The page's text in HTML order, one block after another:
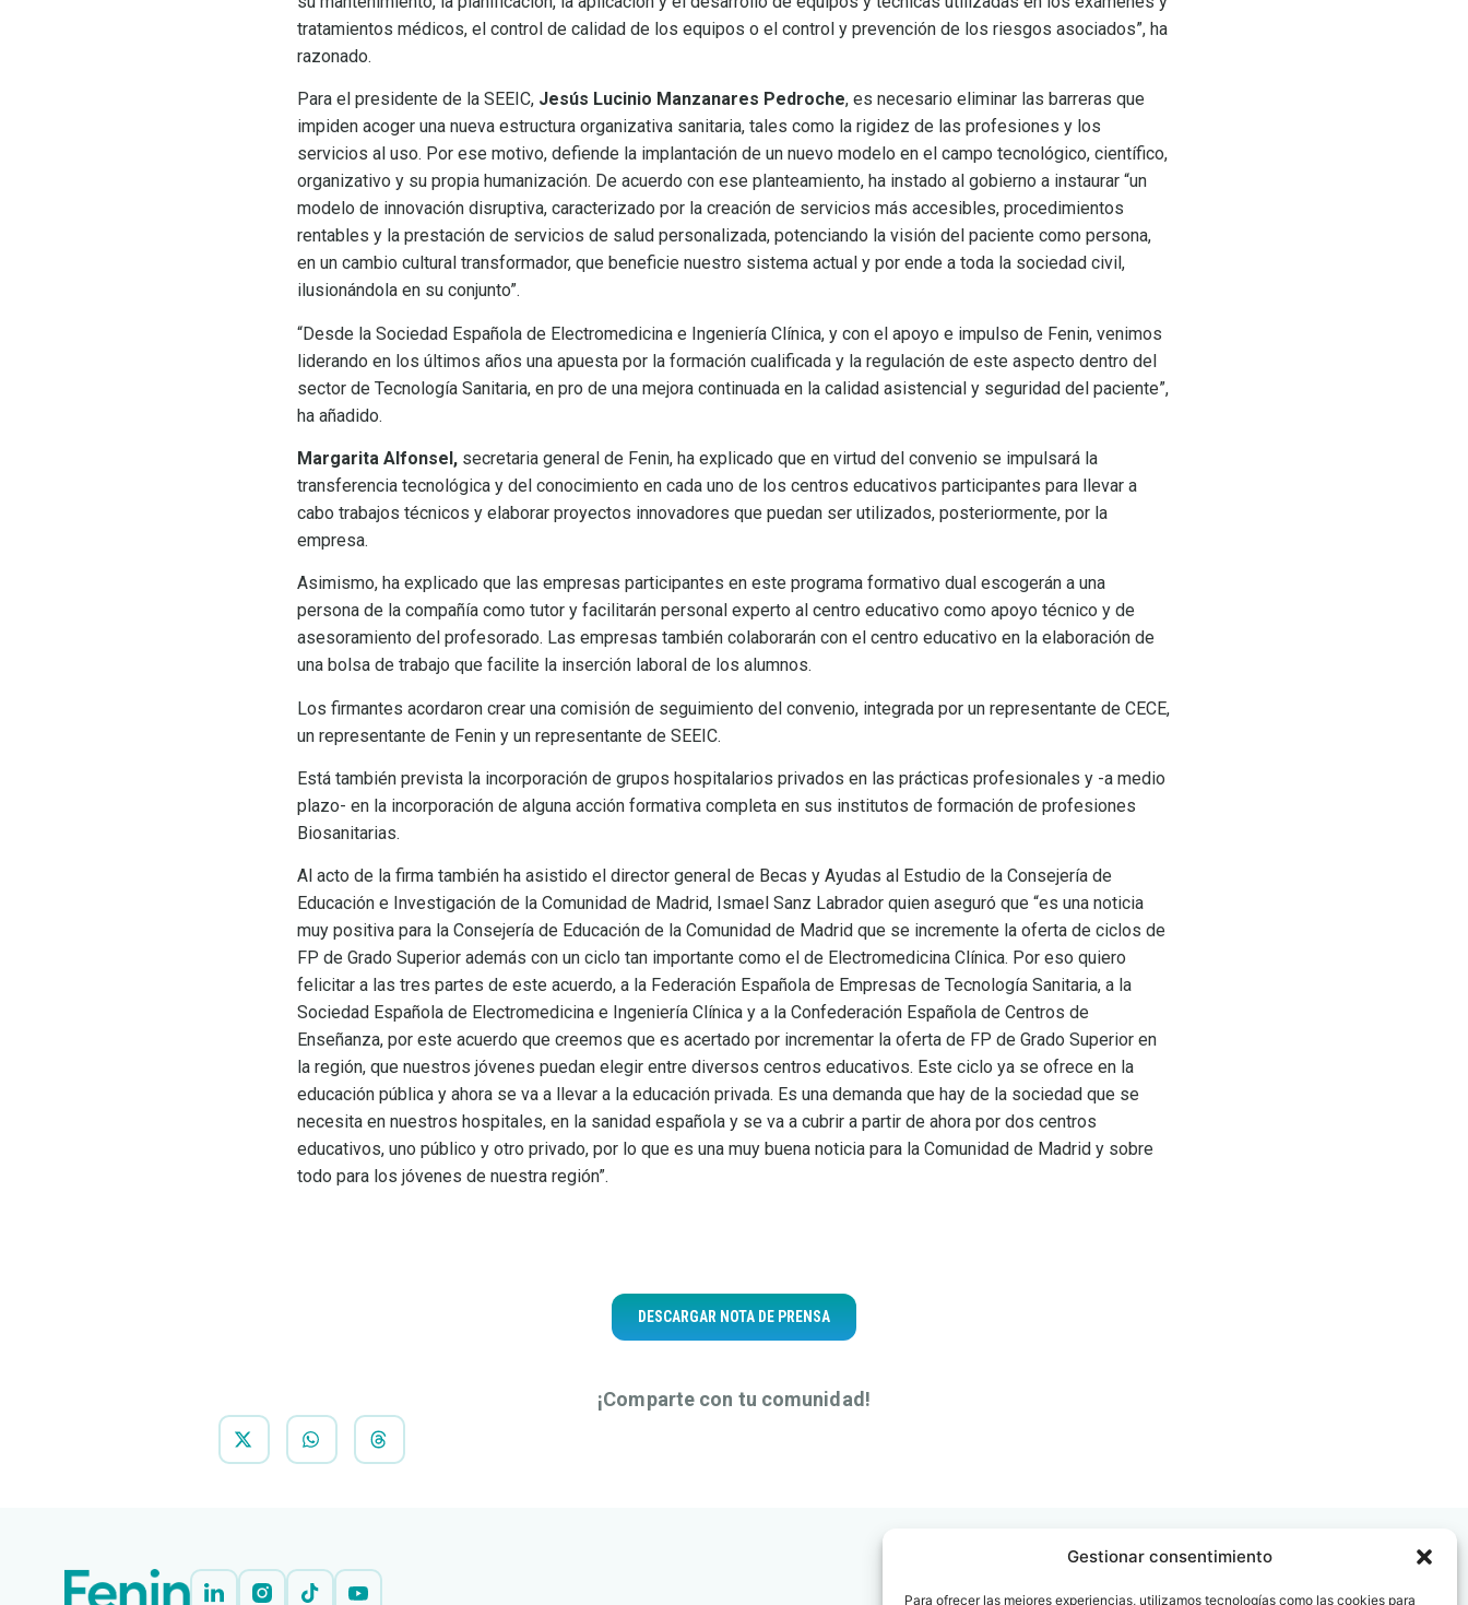
Gestionar consentimiento
Para ofrecer las mejores experiencias, utilizamos tecnologías como las cookies para
tratamientos médicos, el control de calidad de los equipos o el control y prevención de los riesgos asociados”, ha
razonado.
Para el presidente de la SEEIC, Jesús Lucinio Manzanares Pedroche, es necesario eliminar las barreras que
impiden acoger una nueva estructura organizativa sanitaria, tales como la rigidez de las profesiones y los
servicios al uso. Por ese motivo, defiende la implantación de un nuevo modelo en el campo tecnológico, científico,
organizativo y su propia humanización. De acuerdo con ese planteamiento, ha instado al gobierno a instaurar “un
modelo de innovación disruptiva, caracterizado por la creación de servicios más accesibles, procedimientos
rentables y la prestación de servicios de salud personalizada, potenciando la visión del paciente como persona,
en un cambio cultural transformador, que beneficie nuestro sistema actual y por ende a toda la sociedad civil,
ilusionándola en su conjunto”.
“Desde la Sociedad Española de Electromedicina e Ingeniería Clínica, y con el apoyo e impulso de Fenin, venimos
liderando en los últimos años una apuesta por la formación cualificada y la regulación de este aspecto dentro del
sector de Tecnología Sanitaria, en pro de una mejora continuada en la calidad asistencial y seguridad del paciente”,
ha añadido.
Margarita Alfonsel, secretaria general de Fenin, ha explicado que en virtud del convenio se impulsará la
transferencia tecnológica y del conocimiento en cada uno de los centros educativos participantes para llevar a
cabo trabajos técnicos y elaborar proyectos innovadores que puedan ser utilizados, posteriormente, por la
empresa.
Asimismo, ha explicado que las empresas participantes en este programa formativo dual escogerán a una
persona de la compañía como tutor y facilitarán personal experto al centro educativo como apoyo técnico y de
asesoramiento del profesorado. Las empresas también colaborarán con el centro educativo en la elaboración de
una bolsa de trabajo que facilite la inserción laboral de los alumnos.
Los firmantes acordaron crear una comisión de seguimiento del convenio, integrada por un representante de CECE,
un representante de Fenin y un representante de SEEIC.
Está también prevista la incorporación de grupos hospitalarios privados en las prácticas profesionales y -a medio
plazo- en la incorporación de alguna acción formativa completa en sus institutos de formación de profesiones
Biosanitarias.
Al acto de la firma también ha asistido el director general de Becas y Ayudas al Estudio de la Consejería de
Educación e Investigación de la Comunidad de Madrid, Ismael Sanz Labrador quien aseguró que “es una noticia
muy positiva para la Consejería de Educación de la Comunidad de Madrid que se incremente la oferta de ciclos de
FP de Grado Superior además con un ciclo tan importante como el de Electromedicina Clínica. Por eso quiero
felicitar a las tres partes de este acuerdo, a la Federación Española de Empresas de Tecnología Sanitaria, a la
Sociedad Española de Electromedicina e Ingeniería Clínica y a la Confederación Española de Centros de
Enseñanza, por este acuerdo que creemos que es acertado por incrementar la oferta de FP de Grado Superior en
la región, que nuestros jóvenes puedan elegir entre diversos centros educativos. Este ciclo ya se ofrece en la
educación pública y ahora se va a llevar a la educación privada. Es una demanda que hay de la sociedad que se
necesita en nuestros hospitales, en la sanidad española y se va a cubrir a partir de ahora por dos centros
educativos, uno público y otro privado, por lo que es una muy buena noticia para la Comunidad de Madrid y sobre
todo para los jóvenes de nuestra región”.
DESCARGAR NOTA DE PRENSA
¡Comparte con tu comunidad!